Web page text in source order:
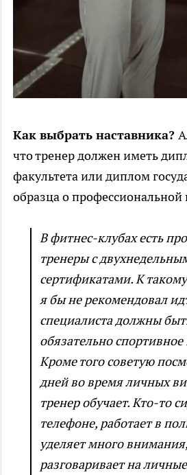
Как выбрать наставника?
что тренер должен иметь
факультета или диплом
образца о профессиональной
В фитнес-клубах есть
тренеры с
сертификатами. К
я бы не рекомендовал
специалиста должны
обязательно
Кроме того советую
дней во время личных
тренер обучает. Кто-то
телефоне, работает в
уделяет много
разговаривает на